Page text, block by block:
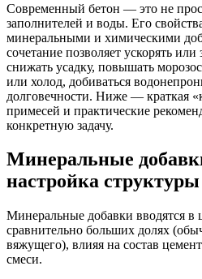
Современный бетон — это не
заполнителей и воды. Его
минеральными и химическими
сочетание позволяет ускорять или
снижать усадку, повышать
или холод, добиваться
долговечности. Ниже — краткая
примесей и практические
конкретную задачу.
Минеральные
настройка структуры
Минеральные добавки вводятся в
сравнительно больших долях
вяжущего), влияя на состав
смеси.